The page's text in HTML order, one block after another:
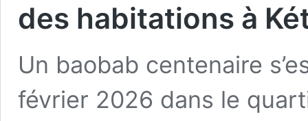
des habitations à
Un baobab centenaire
février 2026 dans le